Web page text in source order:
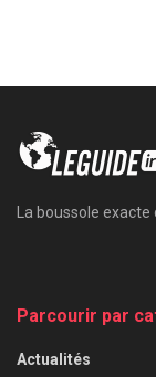
La boussole
Parcourir par
Actualités